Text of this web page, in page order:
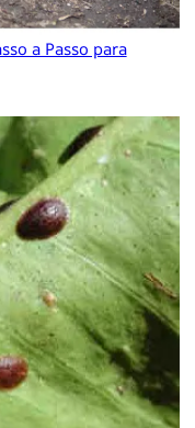
a Passo para